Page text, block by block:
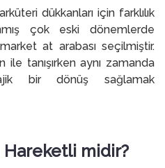
dükkanları için farklılık
çok eski dönemlerde
at arabası seçilmiştir.
ile tanışırken aynı zamanda
bir dönüş sağlamak
Hareketli midir?